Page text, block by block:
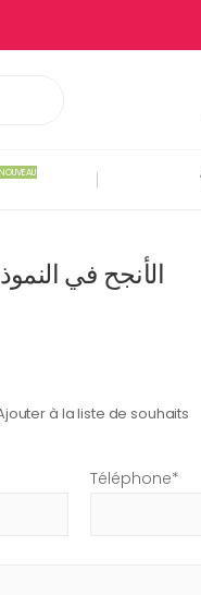
NOUVEAU
الأنجح في النموذجي
à la liste de souhaits
Téléphone*